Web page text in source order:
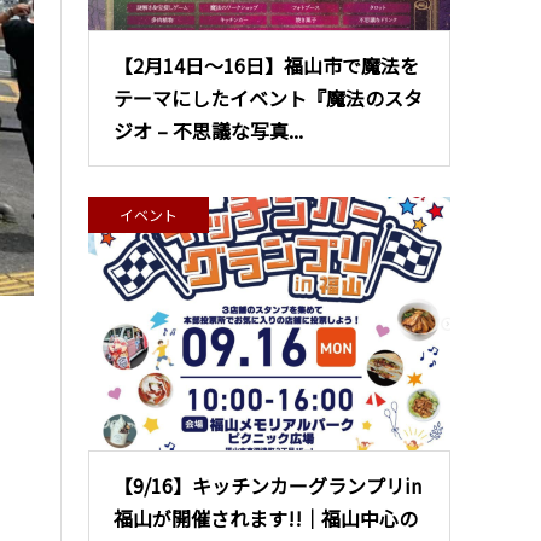
【2月14日〜16日】福山市で魔法を
テーマにしたイベント『魔法のスタ
ジオ – 不思議な写真...
イベント
【9/16】キッチンカーグランプリin
福山が開催されます!!｜福山中心の